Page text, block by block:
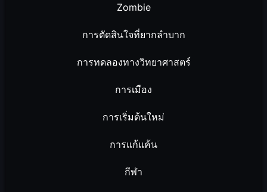
Zombie
การตัดสินใจที่ยากลำบาก
การทดลองทางวิทยาศาสตร์
การเมือง
การเริ่มต้นใหม่
การแก้แค้น
กีฬา